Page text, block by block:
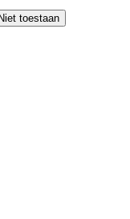
Niet toestaan